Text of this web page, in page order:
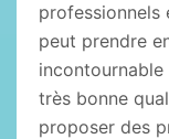
professionnels
peut prendre
très bonne
proposer des